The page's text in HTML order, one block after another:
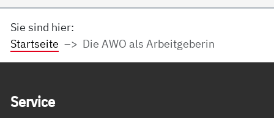
Sie sind hier:
Startseite
Die AWO als Arbeitgeberin
Ser­vice